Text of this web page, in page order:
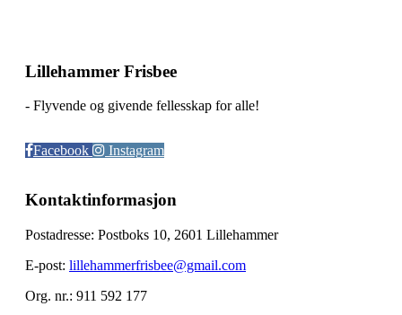
Lillehammer Frisbee
- Flyvende og givende fellesskap for alle!
Facebook Instagram
Kontaktinformasjon
Postadresse: Postboks 10, 2601 Lillehammer
E-post: lillehammerfrisbee@gmail.com
Org. nr.: 911 592 177